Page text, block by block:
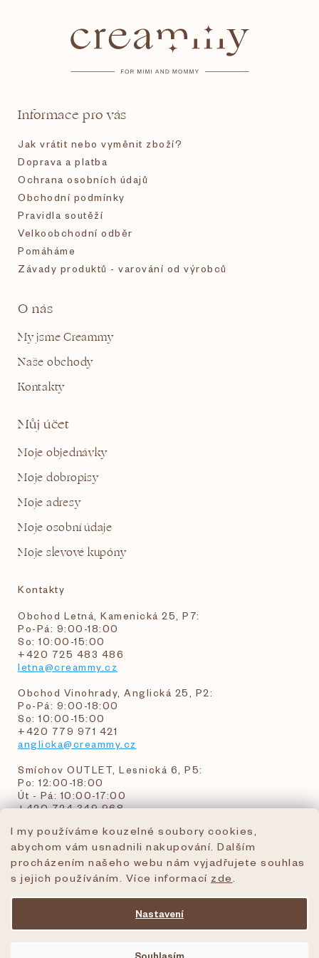
I my používáme kouzelné soubory cookies,
abychom vám usnadnili nakupování. Dalším
procházením našeho webu nám vyjadřujete souhlas
s jejich používáním. Více informací zde
Nastavení
Souhlasím
Informace pro vás
Jak vrátit nebo vyměnit zboží?
Doprava a platba
Ochrana osobních údajů
Obchodní podmínky
Pravidla soutěží
Velkoobchodní odběr
Pomáháme
Závady produktů - varování od výrobců
O nás
My jsme Creammy
Naše obchody
Kontakty
Můj účet
Moje objednávky
Moje dobropisy
Moje adresy
Moje osobní údaje
Moje slevové kupóny
Kontakty
Obchod Letná, Kamenická 25, P7:
Po-Pá: 9:00-18:00
So: 10:00-15:00
+420 725 483 486
letna@creammy.cz
Obchod Vinohrady, Anglická 25, P2:
Po-Pá: 9:00-18:00
So: 10:00-15:00
+420 779 971 421
anglicka@creammy.cz
Smíchov OUTLET, Lesnická 6, P5:
Po: 12:00-18:00
Út - Pá: 10:00-17:00
+420 724 349 968
objednavky@creammy.cz
tel:+420 724 349 968